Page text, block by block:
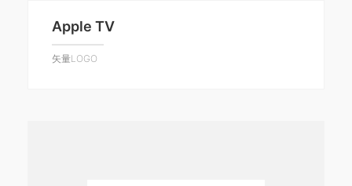
Apple TV
矢量LOGO